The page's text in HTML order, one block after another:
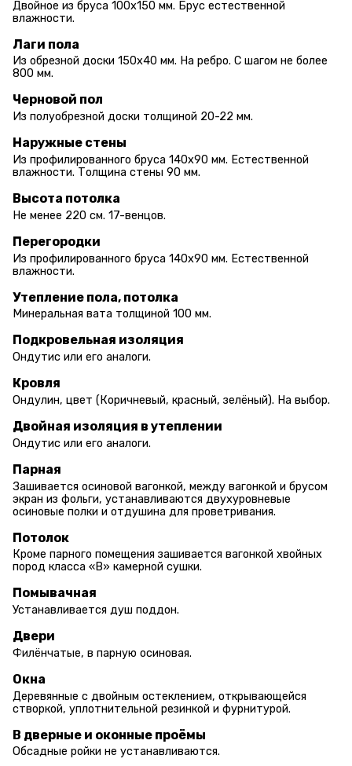
Двойное из бруса 100х150 мм. Брус естественной
влажности.
Лаги пола
Из обрезной доски 150х40 мм. На ребро. С шагом не более
800 мм.
Черновой пол
Из полуобрезной доски толщиной 20-22 мм.
Наружные стены
Из профилированного бруса 140х90 мм. Естественной
влажности. Толщина стены 90 мм.
Высота потолка
Не менее 220 см. 17-венцов.
Перегородки
Из профилированного бруса 140х90 мм. Естественной
влажности.
Утепление пола, потолка
Минеральная вата толщиной 100 мм.
Подкровельная изоляция
Ондутис или его аналоги.
Кровля
Ондулин, цвет (Коричневый, красный, зелёный). На выбор.
Двойная изоляция в утеплении
Ондутис или его аналоги.
Парная
Зашивается осиновой вагонкой, между вагонкой и брусом
экран из фольги, устанавливаются двухуровневые
осиновые полки и отдушина для проветривания.
Потолок
Кроме парного помещения зашивается вагонкой хвойных
пород класса «В» камерной сушки.
Помывачная
Устанавливается душ поддон.
Двери
Филёнчатые, в парную осиновая.
Окна
Деревянные с двойным остеклением, открывающейся
створкой, уплотнительной резинкой и фурнитурой.
В дверные и оконные проёмы
Обсадные ройки не устанавливаются.